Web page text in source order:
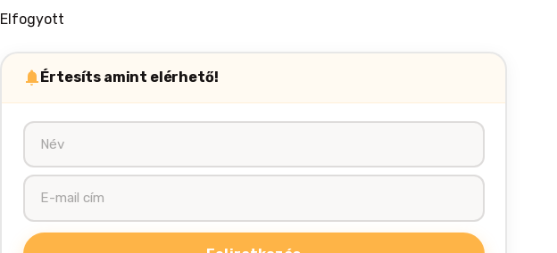
Elfogyott
Értesíts amint elérhető!